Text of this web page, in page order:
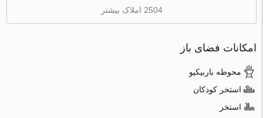
2504 املاک بیشتر
امکانات فضای باز
محوطه باربیکیو
استخر کودکان
استخر